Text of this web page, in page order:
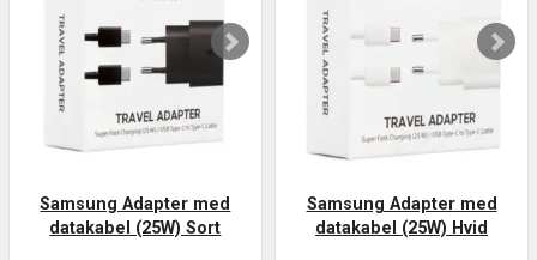
Samsung Adapter med
datakabel (25W) Sort
Samsung Adapter med
datakabel (25W) Hvid